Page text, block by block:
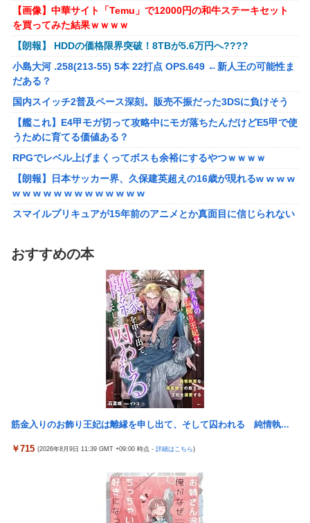
【画像】漫画・アニメの「武人系敵幹部」に付きまといがち
な疑問ｗｗｗｗ
【種運命】ネオが結局よく分からないまま新しい映画が終わ
った後ももやもやしてる
【オリジナル可動フィギュア】WIND TOYS「タイタン スーパー
アクションマッスルボディ」可動フィギュア各種【予約開始】
【重音テト】コナミデフォルメフィギュア「重音テト 通常衣装
Ver.」「重音テト SV衣装Ver.」【彩色原型公開】
国内スイッチ2普及ペース深刻。販売不振だった3DSに負けそう
【艦これ】E4甲モガ切って攻略中にモガ落ちたんだけどE5甲で使
うために育てる価値ある？
RPGでレベル上げまくってボスも余裕にするやつｗｗｗｗ
【泣】年配夫婦が営む中華屋さん、休業を知らせる貼り紙に応援
コメントが続々と
【画像】森高千里（18）「私がオバさんになったらミニスカート
は無理よ」→現在ｗｗｗｗ
人「あんな奴居ねえよ」
シカ「ヒマワリ全部喰った」 郡山布引風の高原まつり中止
【画像あり】居酒屋「6人で長居して会計4939円！喋りたいだけ
なら公園に行ってくれ（怒」
【悲報】ちいかわ作者さん、「総額30億超」の大豪邸を建て
【鼻水】お灸堂の院長先生による「鼻がつらい時の対処法」誰で
も簡単にできると話題に
【悲報】高市内閣、消費税1％表明でも支持率下落 →ついに６割
日本の防衛白書、ついに青春アニメ化ｗｗｗ 国防を語る本なのに
【画像】廃墟化したレンタルビデオ屋、そのまま時が止まってし
まっていると話題にｗｗｗｗ
【画像】中華サイト「Temu」で12000円の和牛ステーキセット
を買ってみた結果ｗｗｗｗ
【朗報】 HDDの価格限界突破！8TBが5.6万円へ????
小島大河 .258(213-55) 5本 22打点 OPS.649 ←新人王の可能性ま
だある？
国内スイッチ2普及ペース深刻。販売不振だった3DSに負けそう
【艦これ】E4甲モガ切って攻略中にモガ落ちたんだけどE5甲で使
うために育てる価値ある？
RPGでレベル上げまくってボスも余裕にするやつｗｗｗｗ
【朗報】日本サッカー界、久保建英超えの16歳が現れるw w w w
w w w w w w w w w w w w w
スマイルプリキュアが15年前のアニメとか真面目に信じられない
【愕然】自称グルメ「やっぱりフグ刺しは旨い！ｗ」 ワイ「あ
のさ・・・」 →
【悲報】メイドインアビスの主題歌、ホロライブに決まって大炎
【朗報】女子高 生レイヤー、臭いやつに苦言 「洋服は一回全部
熱湯につけよう！洗濯機はキッチンハイター薄めた水で一回まわ
【悲報】高市内閣、消費税1％表明でも支持率下落 →ついに６割
日本の防衛白書、ついに青春アニメ化ｗｗｗ 国防を語る本なのに
表紙が謎すぎる
生ｗｗｗｗｗｗ
「神聖なる場所です」靖国神社、境内におけるコスプレや軍装の
日本に対抗報復時、韓国のGDP3.1%減少…韓国の被害がより大き
おすすめの本
筋金入りのお飾り王妃は離縁を申し出て、そして囚われる 純情執...
￥715 (2026年8月9日 11:39 GMT +09:00 時点 - 詳細はこちら)